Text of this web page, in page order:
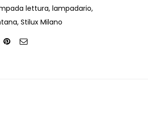
lettura, lampadario,
, Stilux Milano